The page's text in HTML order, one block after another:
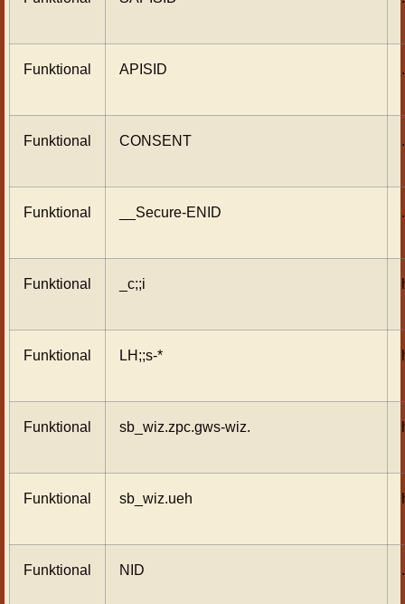
Funktional APISID
Funktional CONSENT
Funktional __Secure-ENID
Funktional _c;;i
Funktional LH;;s-*
Funktional sb_wiz.zpc.gws-wiz.
Funktional sb_wiz.ueh
Funktional NID